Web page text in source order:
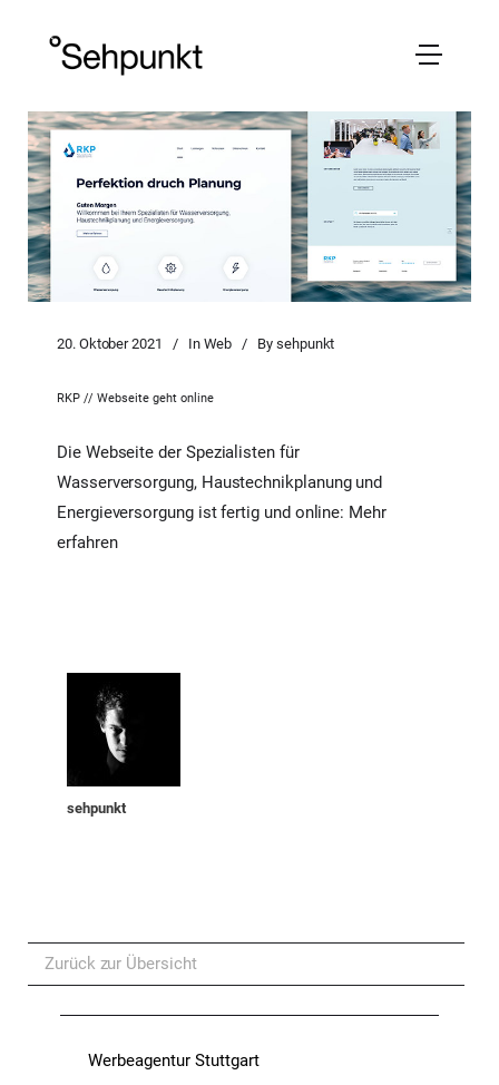
20. Oktober 2021 In Web By sehpunkt
RKP // Webseite geht online
Die Webseite der Spezialisten für
Wasserversorgung, Haustechnikplanung und
Energieversorgung ist fertig und online: Mehr
erfahren
sehpunkt
Zurück zur Übersicht
Werbeagentur Stuttgart